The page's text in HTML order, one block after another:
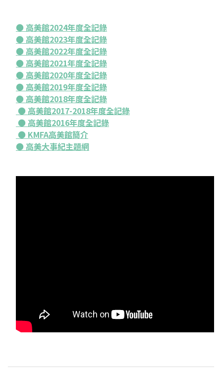
● 高美館2024年度全記錄
● 高美館2023年度全記錄
● 高美館2022年度全記錄
● 高美館2021年度全記錄
● 高美館2020年度全記錄
● 高美館2019年度全記錄
● 高美館2018年度全記錄
● 高美館2017-2018年度全記錄
● 高美館2016年度全記錄
● KMFA高美館簡介
● 高美大事紀主題網